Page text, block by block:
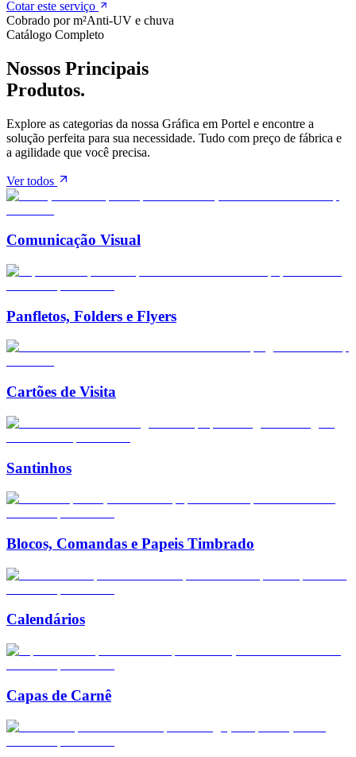
Cotar este serviço
Cobrado por m²Anti-UV e chuva
Catálogo Completo
Nossos Principais
Produtos.
Explore as categorias da nossa Gráfica em Portel e encontre a
solução perfeita para sua necessidade. Tudo com preço de fábrica e
a agilidade que você precisa.
Ver todos
Comunicação Visual
Panfletos, Folders e Flyers
Cartões de Visita
Santinhos
Blocos, Comandas e Papeis Timbrado
Calendários
Capas de Carnê